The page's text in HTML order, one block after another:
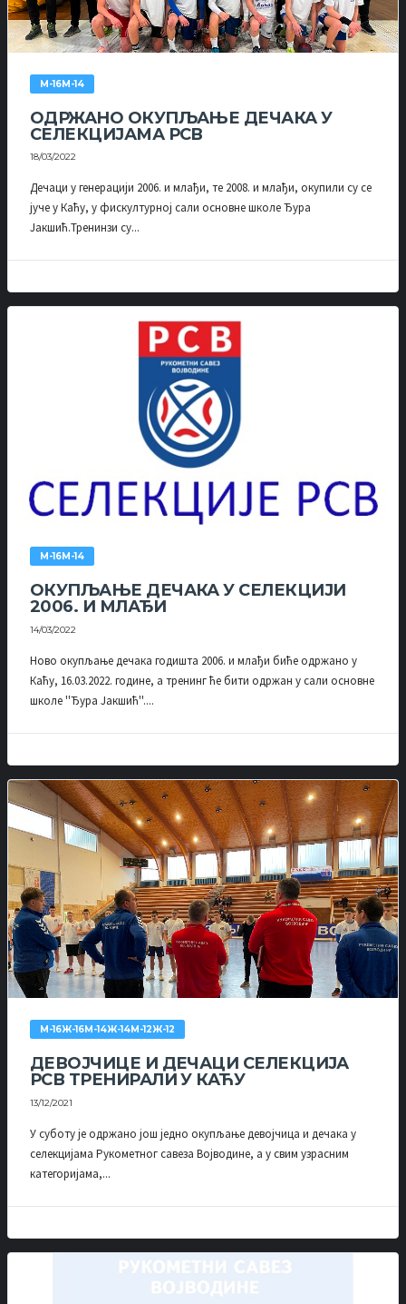
М-16М-14
ОДРЖАНО ОКУПЉАЊЕ ДЕЧАКА У
СЕЛЕКЦИЈАМА РСВ
18/03/2022
Дечаци у генерацији 2006. и млађи, те 2008. и млађи, окупили су се
јуче у Каћу, у фискултурној сали основне школе Ђура
Јакшић.Тренинзи су...
М-16М-14
ОКУПЉАЊЕ ДЕЧАКА У СЕЛЕКЦИЈИ
2006. И МЛАЂИ
14/03/2022
Ново окупљање дечака годишта 2006. и млађи биће одржано у
Каћу, 16.03.2022. године, а тренинг ће бити одржан у сали основне
школе ''Ђура Јакшић''....
М-16Ж-16М-14Ж-14М-12Ж-12
ДЕВОЈЧИЦЕ И ДЕЧАЦИ СЕЛЕКЦИЈА
РСВ ТРЕНИРАЛИ У КАЋУ
13/12/2021
У суботу је одржано још једно окупљање девојчица и дечака у
селекцијама Рукометног савеза Војводине, а у свим узрасним
категоријама,...